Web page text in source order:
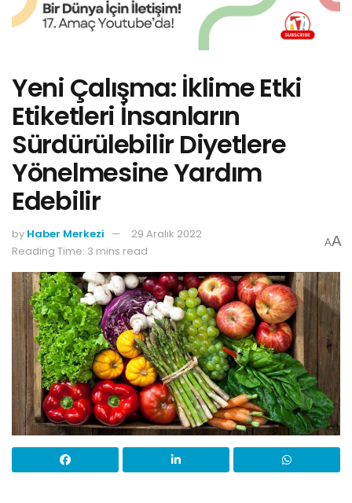
Yeni Çalışma: İklime Etki
Etiketleri İnsanların
Sürdürülebilir Diyetlere
Yönelmesine Yardım
Edebilir
by Haber Merkezi
29 Aralık 2022
Reading Time: 3 mins read
AA